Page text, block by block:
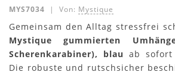
MYS7034 | Von: Mystique
Gemeinsam den Alltag stressfrei
Mystique gummierten
Scherenkarabiner), blau ab sofort
Die robuste und rutschsicher